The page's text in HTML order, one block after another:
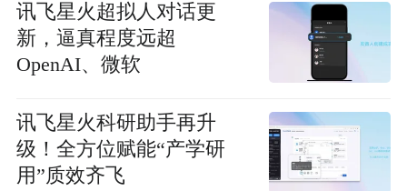
讯飞星火超拟人对话更
新，逼真程度远超
OpenAI、微软
讯飞星火科研助手再升
级！全方位赋能“产学研
用”质效齐飞